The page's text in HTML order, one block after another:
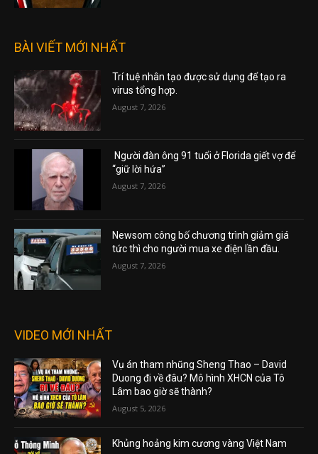
BÀI VIẾT MỚI NHẤT
Trí tuệ nhân tạo được sử dụng để tạo ra
virus tổng hợp.
August 7, 2026
Người đàn ông 91 tuổi ở Florida giết vợ để
“giữ lời hứa”
August 7, 2026
Newsom công bố chương trình giảm giá
tức thì cho người mua xe điện lần đầu.
August 7, 2026
VIDEO MỚI NHẤT
Vụ án tham nhũng Sheng Thao – David
Duong đi về đâu? Mô hình XHCN của Tô
Lâm bao giờ sẽ thành?
August 5, 2026
Khủng hoảng kim cương vàng Việt Nam